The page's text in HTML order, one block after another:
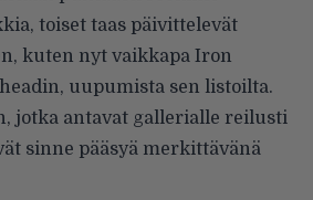
toiset taas päivittelevät
kuten nyt vaikkapa Iron
uupumista sen listoilta.
jotka antavat gallerialle reilusti
sinne pääsyä merkittävänä